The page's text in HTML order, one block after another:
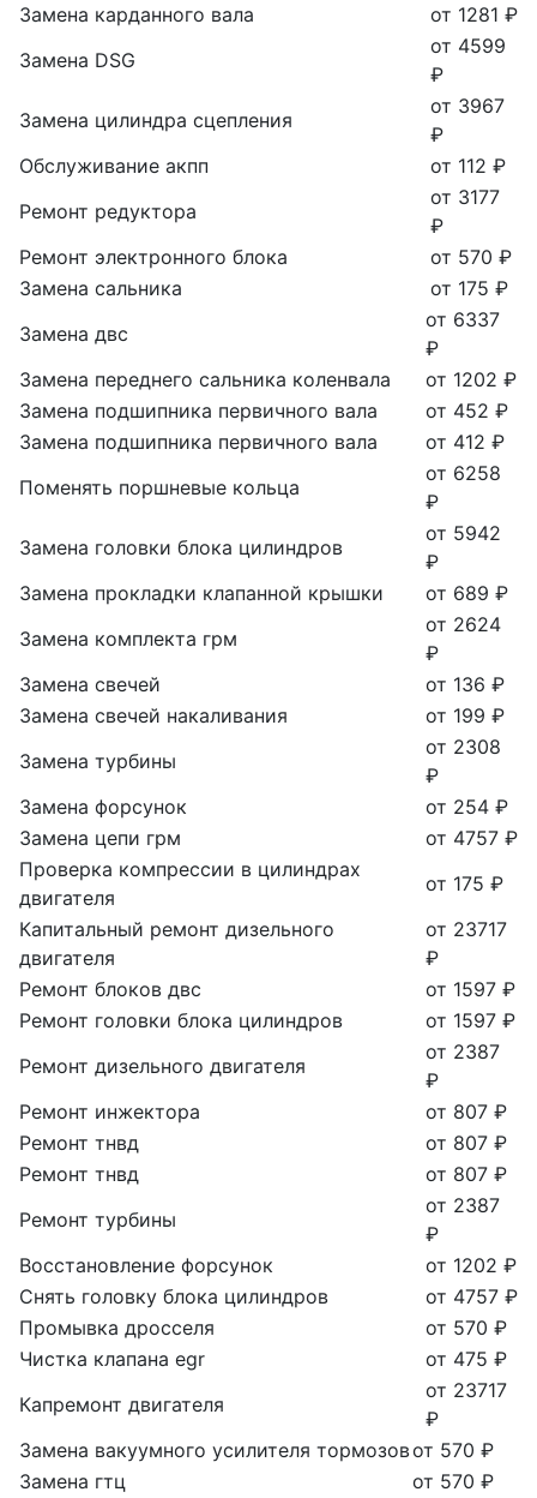
Замена карданного вала
от 1281 ₽
Замена DSG
от 4599
₽
Замена цилиндра сцепления
от 3967
₽
Обслуживание акпп
от 112 ₽
Ремонт редуктора
от 3177
₽
Ремонт электронного блока
от 570 ₽
Замена сальника
от 175 ₽
Замена двс
от 6337
₽
Замена переднего сальника коленвала
от 1202 ₽
Замена подшипника первичного вала
от 452 ₽
Замена подшипника первичного вала
от 412 ₽
Поменять поршневые кольца
от 6258
₽
Замена головки блока цилиндров
от 5942
₽
Замена прокладки клапанной крышки
от 689 ₽
Замена комплекта грм
от 2624
₽
Замена свечей
от 136 ₽
Замена свечей накаливания
от 199 ₽
Замена турбины
от 2308
₽
Замена форсунок
от 254 ₽
Замена цепи грм
от 4757 ₽
Проверка компрессии в цилиндрах
двигателя
от 175 ₽
Капитальный ремонт дизельного
двигателя
от 23717
₽
Ремонт блоков двс
от 1597 ₽
Ремонт головки блока цилиндров
от 1597 ₽
Ремонт дизельного двигателя
от 2387
₽
Ремонт инжектора
от 807 ₽
Ремонт тнвд
от 807 ₽
Ремонт тнвд
от 807 ₽
Ремонт турбины
от 2387
₽
Восстановление форсунок
от 1202 ₽
Снять головку блока цилиндров
от 4757 ₽
Промывка дросселя
от 570 ₽
Чистка клапана egr
от 475 ₽
Капремонт двигателя
от 23717
₽
Замена вакуумного усилителя тормозовот 570 ₽
Замена гтц
от 570 ₽